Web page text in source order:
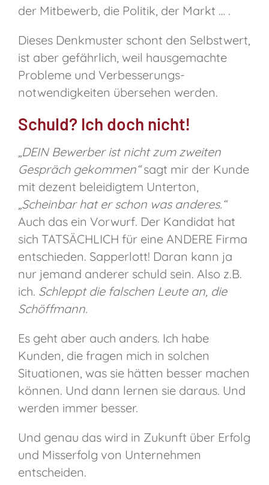
der Mitbewerb, die Politik, der Markt … .
Dieses Denkmuster schont den Selbstwert,
ist aber gefährlich, weil hausgemachte
Probleme und Verbesserungs­
notwendigkeiten übersehen werden.
Schuld? Ich doch nicht!
„DEIN Bewerber ist nicht zum zweiten
Gespräch gekommen“sagt mir der Kunde
mit dezent beleidigtem Unterton,
„Scheinbar hat er schon was anderes.“
Auch das ein Vorwurf. Der Kandidat hat
sich TATSÄCHLICH für eine ANDERE Firma
entschieden. Sapperlott! Daran kann ja
nur jemand anderer schuld sein. Also z.B.
ich. Schleppt die falschen Leute an, die
Schöffmann.
Es geht aber auch anders. Ich habe
Kunden, die fragen mich in solchen
Situationen, was sie hätten besser machen
können. Und dann lernen sie daraus. Und
werden immer besser.
Und genau das wird in Zukunft über Erfolg
und Misserfolg von Unternehmen
entscheiden.